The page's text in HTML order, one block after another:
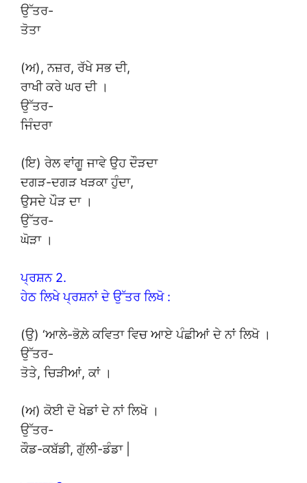
ਉੱਤਰ-
ਤੋਤਾ
(ਅ), ਨਜ਼ਰ, ਰੱਖੇ ਸਭ ਦੀ,
ਰਾਖੀ ਕਰੇ ਘਰ ਦੀ ।
ਉੱਤਰ-
ਜਿੰਦਰਾ
(ਇ) ਰੇਲ ਵਾਂਗੂ ਜਾਵੇ ਉਹ ਦੌੜਦਾ
ਦਗੜ-ਦਗੜ ਖੜਕਾ ਹੁੰਦਾ,
ਉਸਦੇ ਪੌੜ ਦਾ ।
ਉੱਤਰ-
ਘੋੜਾ ।
ਪ੍ਰਸ਼ਨ 2.
ਹੇਠ ਲਿਖੇ ਪ੍ਰਸ਼ਨਾਂ ਦੇ ਉੱਤਰ ਲਿਖੋ :
(ਉ) ‘ਆਲੇ-ਭੋਲ਼ੇ ਕਵਿਤਾ ਵਿਚ ਆਏ ਪੰਛੀਆਂ ਦੇ ਨਾਂ ਲਿਖੋ ।
ਉੱਤਰ-
ਤੋਤੇ, ਚਿੜੀਆਂ, ਕਾਂ ।
(ਅ) ਕੋਈ ਦੋ ਖੇਡਾਂ ਦੇ ਨਾਂ ਲਿਖੋ ।
ਉੱਤਰ-
ਕੌਡ-ਕਬੱਡੀ, ਗੁੱਲੀ-ਡੰਡਾ |